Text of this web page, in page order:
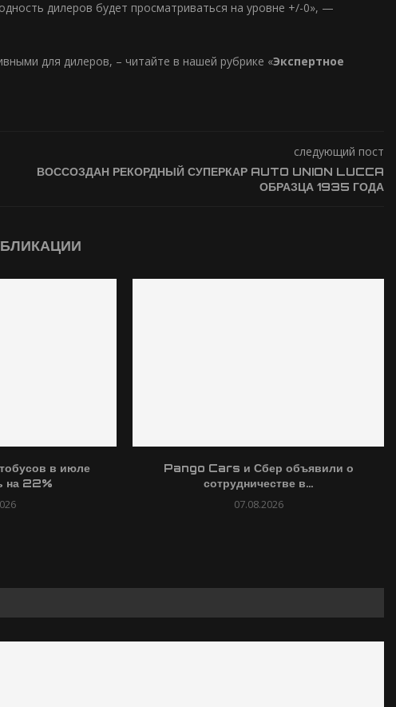
дилеров будет просматриваться на уровне +/-0», —
для дилеров, – читайте в нашей рубрике «Экспертное
следующий пост
ВОССОЗДАН РЕКОРДНЫЙ СУПЕРКАР AUTO UNION LUCCA
ОБРАЗЦА 1935 ГОДА
в июле
на 22%
Pango Cars и Сбер объявили о
сотрудничестве в...
07.08.2026